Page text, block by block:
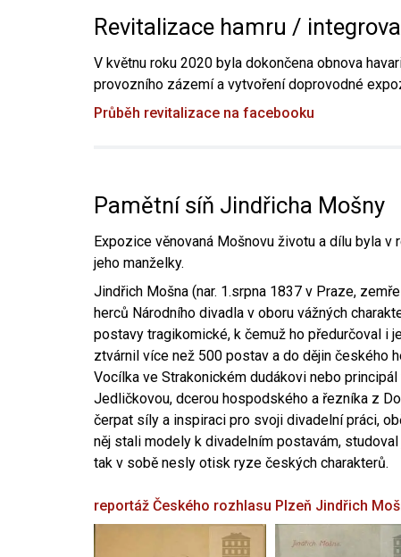
Revitalizace hamru /
V květnu roku 2020 byla dokončena obnova
provozního zázemí a vytvoření doprovodné
Průběh revitalizace na facebooku
Pamětní síň Jindřicha Mošny
Expozice věnovaná Mošnovu životu a dílu byla
jeho manželky.
Jindřich Mošna (nar. 1.srpna 1837 v Praze,
herců Národního divadla v oboru vážných
postavy tragikomické, k čemuž ho předurčoval i
ztvárnil více než 500 postav a do dějin českého
Vocílka ve Strakonickém dudákovi nebo
Jedličkovou, dcerou hospodského a řezníka z
čerpat síly a inspiraci pro svoji divadelní práci,
něj stali modely k divadelním postavám,
tak v sobě nesly otisk ryze českých charakterů.
reportáž Českého rozhlasu Plzeň Jindřich